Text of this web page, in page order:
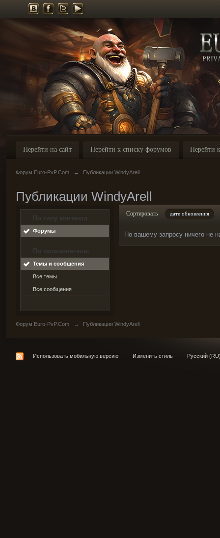
Перейти на сайт Перейти к списку форумов Перейти
Форум Euro-PvP.Com → Публикации WindyArell
Публикации WindyArell
По типу контента
Форумы
По пользователю
Темы и сообщения
Все темы
Все сообщения
Сортировать дате обновления
По вашему запросу ничего не
Форум Euro-PvP.Com → Публикации WindyArell
Использовать мобильную версию Изменить стиль Русский